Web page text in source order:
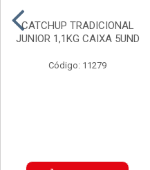
CATCHUP TRADICIONAL
JUNIOR 1,1KG CAIXA 5UND
Código: 11279